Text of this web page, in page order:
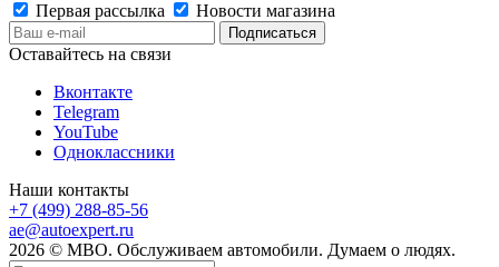
Первая рассылка
Новости магазина
Оставайтесь на связи
Вконтакте
Telegram
YouTube
Одноклассники
Наши контакты
+7 (499) 288-85-56
ae@autoexpert.ru
2026 © МВО. Обслуживаем автомобили. Думаем о людях.